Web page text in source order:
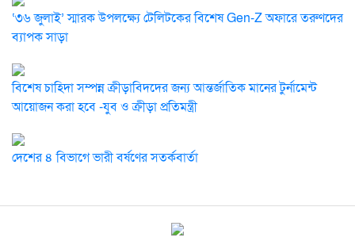
‘৩৬ জুলাই’ স্মারক উপলক্ষ্যে টেলিটকের বিশেষ Gen-Z অফারে তরুণদের
ব্যাপক সাড়া
বিশেষ চাহিদা সম্পন্ন ক্রীড়াবিদদের জন্য আন্তর্জাতিক মানের টুর্নামেন্ট
আয়োজন করা হবে -যুব ও ক্রীড়া প্রতিমন্ত্রী
দেশের ৪ বিভাগে ভারী বর্ষণের সতর্কবার্তা